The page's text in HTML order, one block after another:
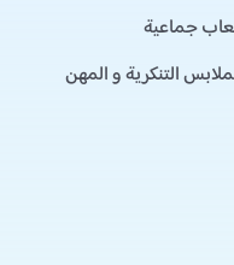
جماعية
التنكرية و المهن